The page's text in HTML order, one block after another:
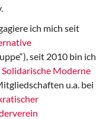
ich mich seit
seit 2010 bin ich
Moderne
u.a. bei